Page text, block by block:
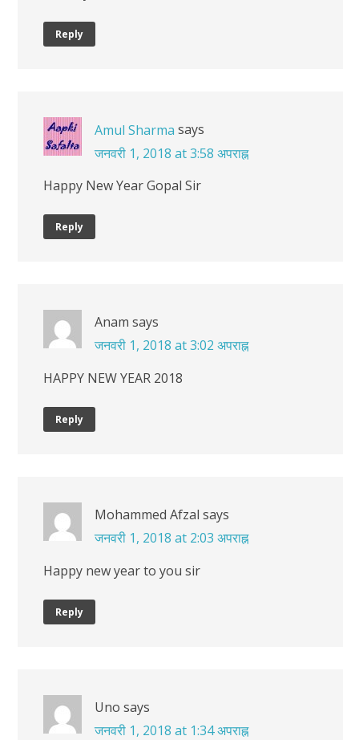
Reply
Amul Sharma says
जनवरी 1, 2018 at 3:58 अपराह्न
Happy New Year Gopal Sir
Reply
Anam says
जनवरी 1, 2018 at 3:02 अपराह्न
HAPPY NEW YEAR 2018
Reply
Mohammed Afzal says
जनवरी 1, 2018 at 2:03 अपराह्न
Happy new year to you sir
Reply
Uno says
जनवरी 1, 2018 at 1:34 अपराह्न